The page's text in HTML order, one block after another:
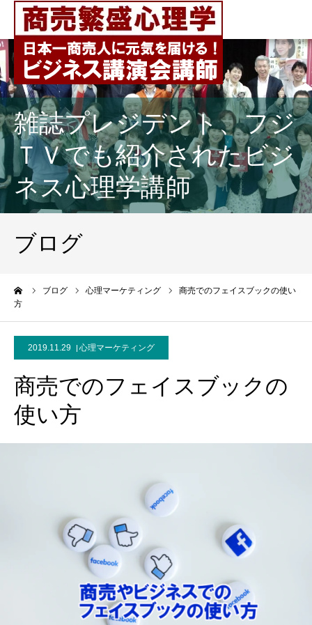
雑誌プレジデント、フジ
ＴＶでも紹介されたビジ
ネス心理学講師
ブログ
ブログ 心理マーケティング
商売でのフェイスブックの使い
方
2019.11.29 心理マーケティング
商売でのフェイスブックの
使い方